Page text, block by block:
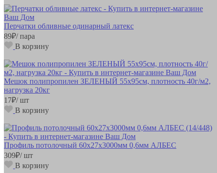
Перчатки обливные одинарный латекс
89₽/ пара
В корзину
Мешок полипропилен ЗЕЛЕНЫЙ 55х95см, плотность 40г/м2,
нагрузка 20кг
17₽/ шт
В корзину
Профиль потолочный 60х27х3000мм 0,6мм АЛБЕС
309₽/ шт
В корзину